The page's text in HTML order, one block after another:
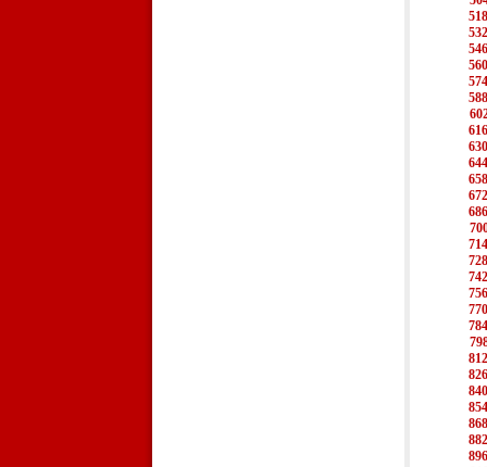
518
532
546
560
574
588
616
630
644
658
672
686
714
728
742
756
770
784
812
826
840
854
868
882
896